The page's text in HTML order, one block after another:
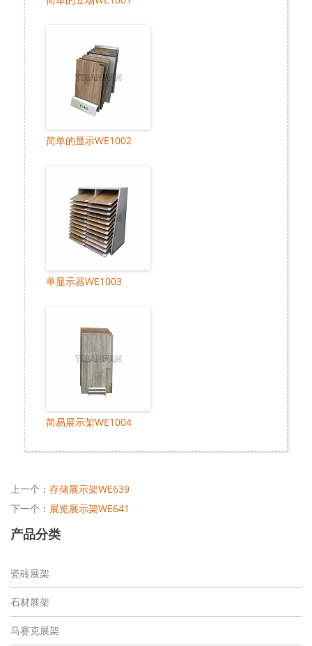
简单的显示WE1002
单显示器WE1003
简易展示架WE1004
上一个： 存储展示架WE639
下一个： 展览展示架WE641
产品分类
瓷砖展架
石材展架
马赛克展架